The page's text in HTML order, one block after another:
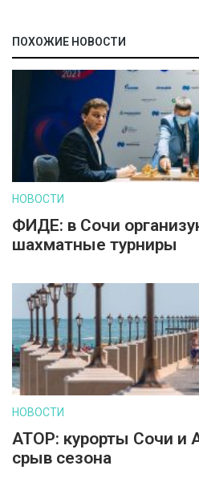
ПОХОЖИЕ НОВОСТИ
НОВОСТИ
ФИДЕ: в Сочи
шахматные турниры
НОВОСТИ
АТОР: курорты Сочи и
срыв сезона